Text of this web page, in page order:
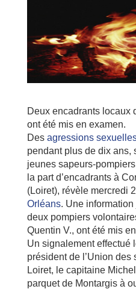
Deux encadrants locaux
ont été mis en examen.
Des agressions
pendant plus de dix ans,
jeunes sapeurs-
la part d’encadrants à
(Loiret), révèle mercredi
Orléans. Une
deux pompiers
Quentin V., ont été mis
Un signalement effectué
président de l’Union des
Loiret, le capitaine
parquet de Montargis à